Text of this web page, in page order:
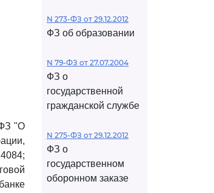
"О
N 273-ФЗ от 29.12.2012
ФЗ об образовании
N 79-ФЗ от 27.07.2004
ФЗ о
государственной
гражданской службе
N 275-ФЗ от 29.12.2012
ФЗ о
государственном
оборонном заказе